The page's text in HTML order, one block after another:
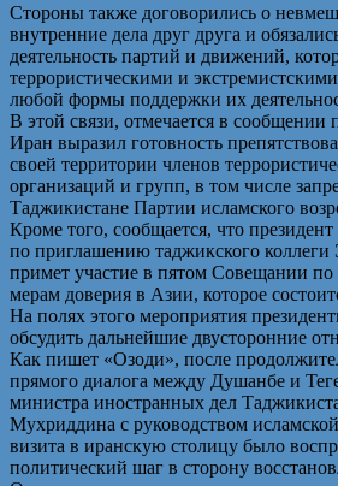
Стороны также договорились о
внутренние дела друг друга и
деятельность партий и движений,
террористическими и
любой формы поддержки их
В этой связи, отмечается в
Иран выразил готовность
своей территории членов
организаций и групп, в том числе
Таджикистане Партии исламского
Кроме того, сообщается, что
по приглашению таджикского
примет участие в пятом Совещании
мерам доверия в Азии, которое
На полях этого мероприятия
обсудить дальнейшие двусторонние
Как пишет «Озоди», после
прямого диалога между Душанбе и
министра иностранных дел
Мухриддина с руководством
визита в иранскую столицу было
политический шаг в сторону